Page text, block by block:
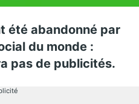
été abandonné par
du monde :
pas de publicités.